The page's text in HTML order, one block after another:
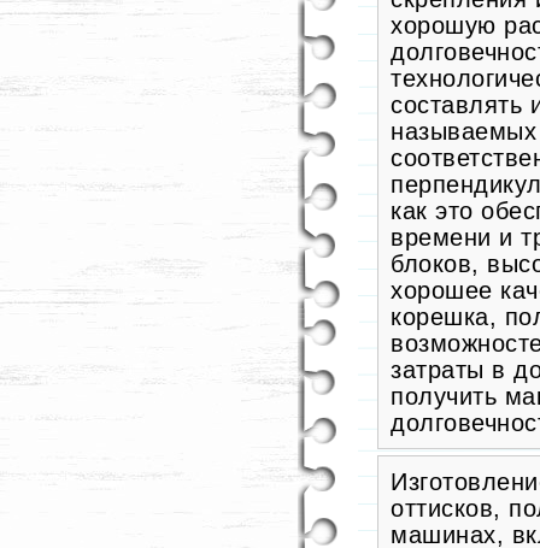
хорошую
составлять
как это
времени и
блоков,
хорошее
корешка,
затраты в
получить
оттисков,
машинах,